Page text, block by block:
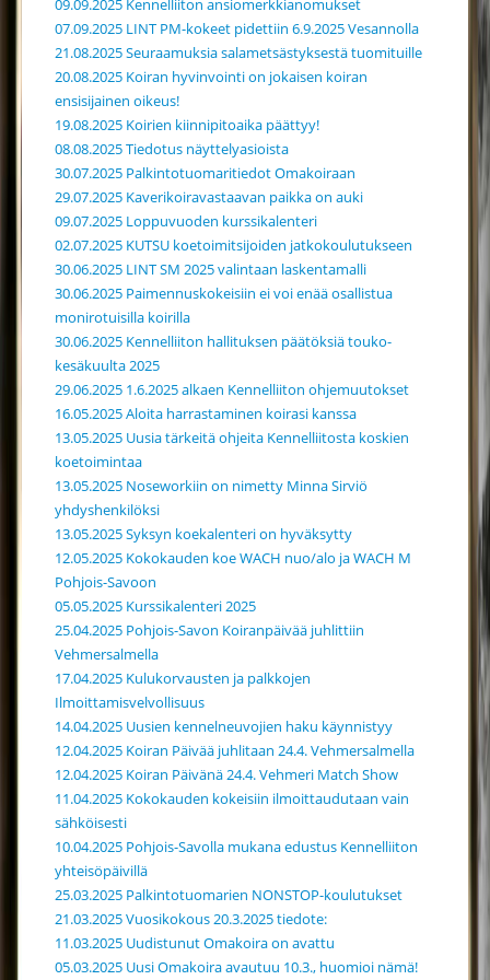
09.09.2025 Kennelliiton ansiomerkkianomukset
07.09.2025 LINT PM-kokeet pidettiin 6.9.2025 Vesannolla
21.08.2025 Seuraamuksia salametsästyksestä tuomituille
20.08.2025 Koiran hyvinvointi on jokaisen koiran
ensisijainen oikeus!
19.08.2025 Koirien kiinnipitoaika päättyy!
08.08.2025 Tiedotus näyttelyasioista
30.07.2025 Palkintotuomaritiedot Omakoiraan
29.07.2025 Kaverikoiravastaavan paikka on auki
09.07.2025 Loppuvuoden kurssikalenteri
02.07.2025 KUTSU koetoimitsijoiden jatkokoulutukseen
30.06.2025 LINT SM 2025 valintaan laskentamalli
30.06.2025 Paimennuskokeisiin ei voi enää osallistua
monirotuisilla koirilla
30.06.2025 Kennelliiton hallituksen päätöksiä touko-
kesäkuulta 2025
29.06.2025 1.6.2025 alkaen Kennelliiton ohjemuutokset
16.05.2025 Aloita harrastaminen koirasi kanssa
13.05.2025 Uusia tärkeitä ohjeita Kennelliitosta koskien
koetoimintaa
13.05.2025 Noseworkiin on nimetty Minna Sirviö
yhdyshenkilöksi
13.05.2025 Syksyn koekalenteri on hyväksytty
12.05.2025 Kokokauden koe WACH nuo/alo ja WACH M
Pohjois-Savoon
05.05.2025 Kurssikalenteri 2025
25.04.2025 Pohjois-Savon Koiranpäivää juhlittiin
Vehmersalmella
17.04.2025 Kulukorvausten ja palkkojen
Ilmoittamisvelvollisuus
14.04.2025 Uusien kennelneuvojien haku käynnistyy
12.04.2025 Koiran Päivää juhlitaan 24.4. Vehmersalmella
12.04.2025 Koiran Päivänä 24.4. Vehmeri Match Show
11.04.2025 Kokokauden kokeisiin ilmoittaudutaan vain
sähköisesti
10.04.2025 Pohjois-Savolla mukana edustus Kennelliiton
yhteisöpäivillä
25.03.2025 Palkintotuomarien NONSTOP-koulutukset
21.03.2025 Vuosikokous 20.3.2025 tiedote:
11.03.2025 Uudistunut Omakoira on avattu
05.03.2025 Uusi Omakoira avautuu 10.3., huomioi nämä!